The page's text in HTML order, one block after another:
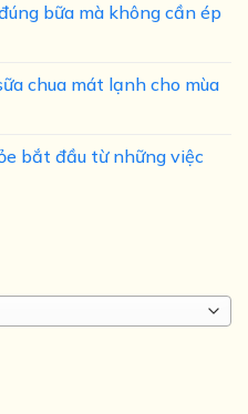
bữa mà không cần ép
chua mát lạnh cho mùa
bắt đầu từ những việc